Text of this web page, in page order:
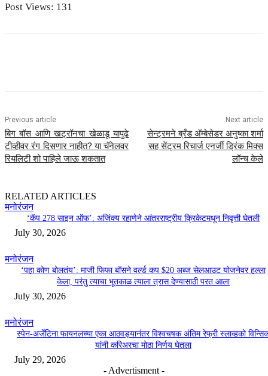
Post Views: 131
Previous article
बिग बॉस आणि खट्रॉनचा खेळाडू यापुढे
टीव्हीवर रंग दिसणार नाहीत? या चॅनेलवर
रियलिटी शो पाहिले जाऊ शकतात
Next article
सेन्ट्रमने ब्रँड अ‍ॅम्बेसेडर अनुष्का शर्मा
सह सेंट्रम रिचार्ज एनर्जी ड्रिंक मिक्स
लॉन्च केले
RELATED ARTICLES
मनोरंजन
‘कॅप 278 साइन ऑफ’: अजिंक्य रहाणेने आंतरराष्ट्रीय क्रिकेटमधून निवृत्ती घेतली
July 30, 2026
मनोरंजन
‘पहा कोण बोलतंय’: माजी फिफा बॉसने वर्ल्ड कप $20 अब्ज सेलआउट योजनेवर हल्ला
केला, परंतु त्याचा भूतकाळ त्याला त्रास देण्यासाठी परत आला
July 30, 2026
मनोरंजन
स्पेन-अर्जेंटिना फायनलच्या एका आठवड्यानंतर विश्वचषक अंतिम रेफ्री स्लाव्हको
यांनी करिअरचा मोठा निर्णय घेतला
July 29, 2026
- Advertisment -